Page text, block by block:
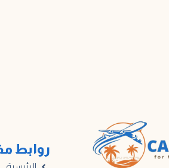
روابط